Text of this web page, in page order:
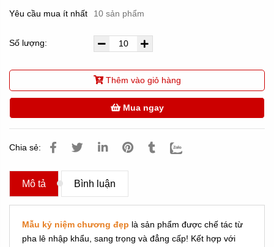
Yêu cầu mua ít nhất 10 sản phẩm
Số lượng:
Thêm vào giỏ hàng
Mua ngay
Chia sẻ:
Mô tả Bình luận
Mẫu kỷ niệm chương đẹp là sản phẩm được chế tác từ
pha lê nhập khẩu, sang trọng và đẳng cấp! Kết hợp với